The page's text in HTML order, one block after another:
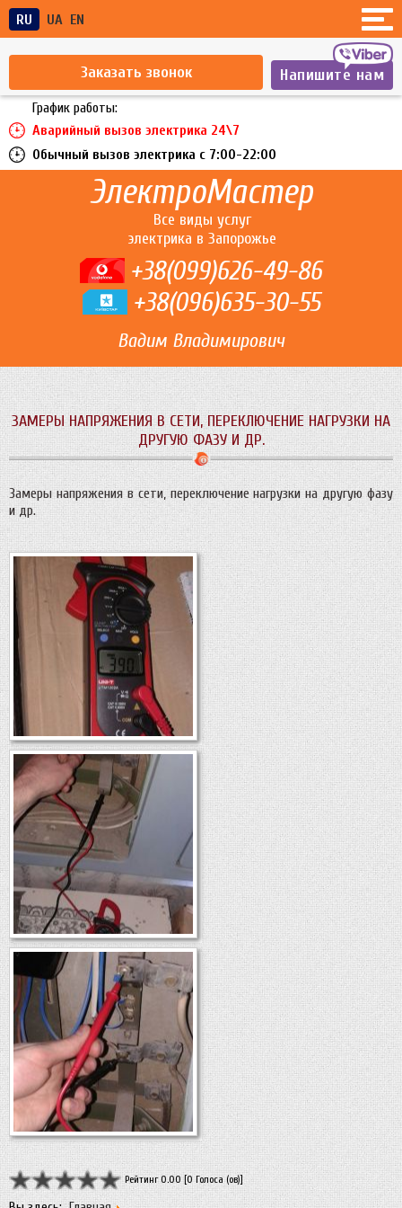
Напишите нам
Заказать звонок
RU UA EN
График работы:
Аварийный вызов электрика 24\7
Обычный вызов электрика c 7:00-22:00
ЭлектроМастер
Все виды услуг
электрика в Запорожье
+38(099)626-49-86
+38(096)635-30-55
Вадим Владимирович
ЗАМЕРЫ НАПРЯЖЕНИЯ В СЕТИ, ПЕРЕКЛЮЧЕНИЕ НАГРУЗКИ НА
ДРУГУЮ ФАЗУ И ДР.
Замеры напряжения в сети, переключение нагрузки на другую фазу
и др.
Рейтинг 0.00 [0 Голоса (ов)]